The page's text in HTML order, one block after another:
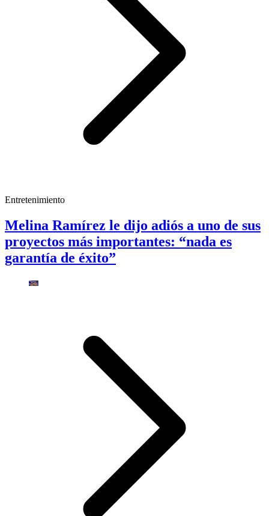
Entretenimiento
Melina Ramírez le dijo adiós a uno de sus
proyectos más importantes: “nada es
garantía de éxito”